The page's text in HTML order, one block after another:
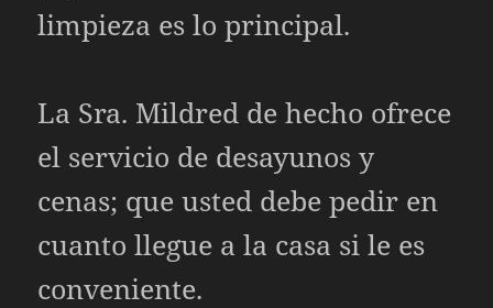
limpieza es lo principal.
La Sra. Mildred de hecho ofrece
el servicio de desayunos y
cenas; que usted debe pedir en
cuanto llegue a la casa si le es
conveniente.